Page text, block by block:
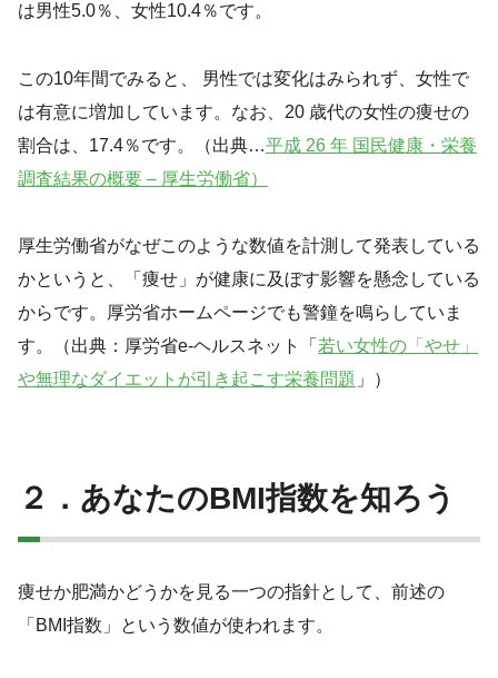
は男性5.0％、女性10.4％です。
この10年間でみると、 男性では変化はみられず、女性で
は有意に増加しています。なお、20 歳代の女性の痩せの
割合は、17.4％です。（出典…平成 26 年 国民健康・栄養
調査結果の概要 – 厚生労働省）
厚生労働省がなぜこのような数値を計測して発表している
かというと、「痩せ」が健康に及ぼす影響を懸念している
からです。厚労省ホームページでも警鐘を鳴らしていま
す。（出典：厚労省e-ヘルスネット「 若い女性の「やせ」
や無理なダイエットが引き起こす栄養問題 」）
２．あなたのBMI指数を知ろう
痩せか肥満かどうかを見る一つの指針として、前述の
「BMI指数」という数値が使われます。